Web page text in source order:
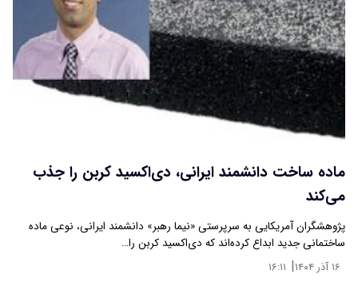
ماده ساخت دانشمند ایرانی، دی‌اکسید کربن را جذب
می‌کند
پژوهشگران آمریکایی به سرپرستی «نیما رهبر» دانشمند ایرانی، نوعی ماده
ساختمانی جدید ابداع کرده‌اند که دی‌اکسید کربن را…
۱۶ آذر ۱۴۰۴ | ۱۶:۱۱